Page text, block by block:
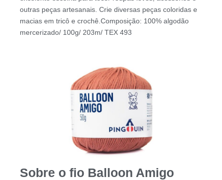
outras peças artesanais. Crie diversas peças coloridas e
macias em tricô e crochê.Composição: 100% algodão
mercerizado/ 100g/ 203m/ TEX 493
Sobre o fio Balloon Amigo